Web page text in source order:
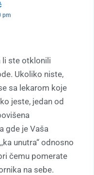
pm
li ste otklonili
Ukoliko niste,
sa lekarom koje
jeste, jedan od
gde je Vaša
unutra“ odnosno
čemu pomerate
na sebe.